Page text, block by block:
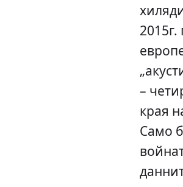
–
края
Само